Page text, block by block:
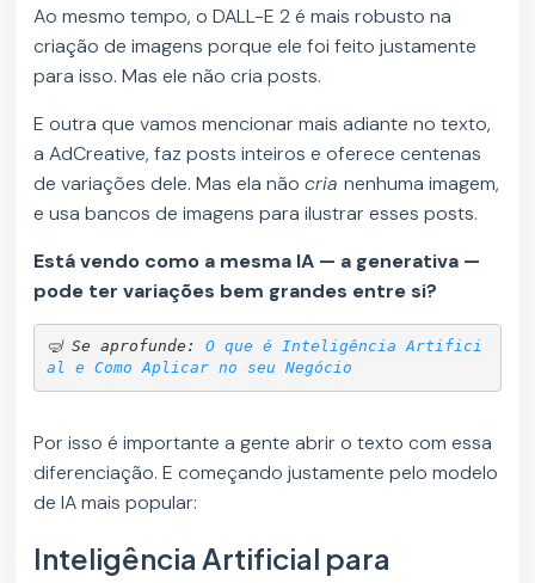
Ao mesmo tempo, o DALL-E 2 é mais robusto na
criação de imagens porque ele foi feito justamente
para isso. Mas ele não cria posts.
E outra que vamos mencionar mais adiante no texto,
a AdCreative, faz posts inteiros e oferece centenas
de variações dele. Mas ela nãocrianenhuma imagem,
e usa bancos de imagens para ilustrar esses posts.
Está vendo como a mesma IA — a generativa —
pode ter variações bem grandes entre si?
🤿 Se aprofunde: O que é Inteligência Artifici
al e Como Aplicar no seu Negócio
Por isso é importante a gente abrir o texto com essa
diferenciação. E começando justamente pelo modelo
de IA mais popular:
Inteligência Artificial para